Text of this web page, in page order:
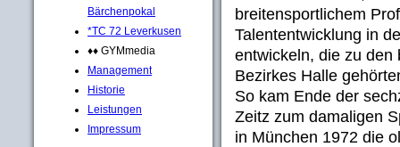
Bärchenpokal
*TC 72 Leverkusen
♦♦ GYMmedia
Management
Historie
Leistungen
Impressum
breitensportlichem
Talententwicklung in
entwickeln, die zu den
Bezirkes Halle
So kam Ende der
Zeitz zum damaligen
in München 1972 die